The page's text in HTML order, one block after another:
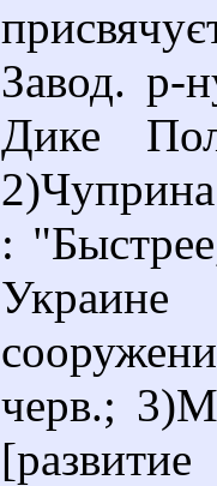
Завод. р-
Дике
:
черв.;